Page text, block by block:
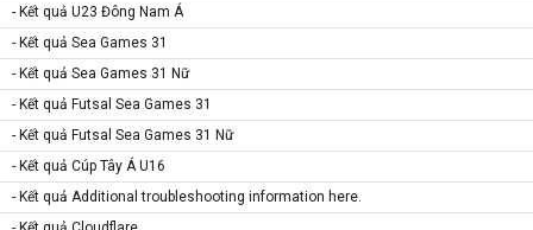
- Kết quả U23 Đông Nam Á
- Kết quả Sea Games 31
- Kết quả Sea Games 31 Nữ
- Kết quả Futsal Sea Games 31
- Kết quả Futsal Sea Games 31 Nữ
- Kết quả Cúp Tây Á U16
- Kết quả Additional troubleshooting information here.